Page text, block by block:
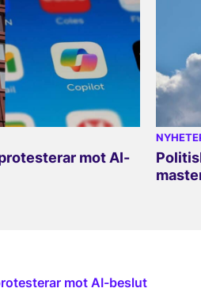
mot AI-
mot AI-beslut